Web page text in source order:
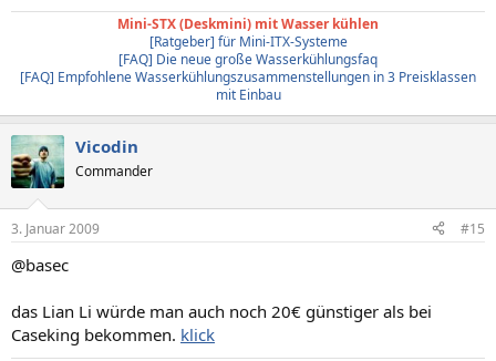
Mini-STX (Deskmini) mit Wasser kühlen
[Ratgeber] für Mini-ITX-Systeme
[FAQ] Die neue große Wasserkühlungsfaq
[FAQ] Empfohlene Wasserkühlungszusammenstellungen in 3 Preisklassen
mit Einbau
Vicodin
Commander
3. Januar 2009 #15
@basec
das Lian Li würde man auch noch 20€ günstiger als bei
Caseking bekommen. klick